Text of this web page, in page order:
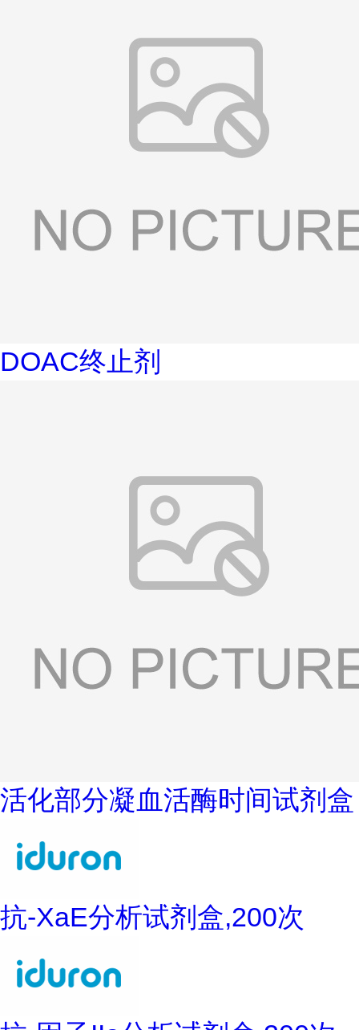
DOAC终止剂
活化部分凝血活酶时间试剂盒
抗-XaE分析试剂盒,200次